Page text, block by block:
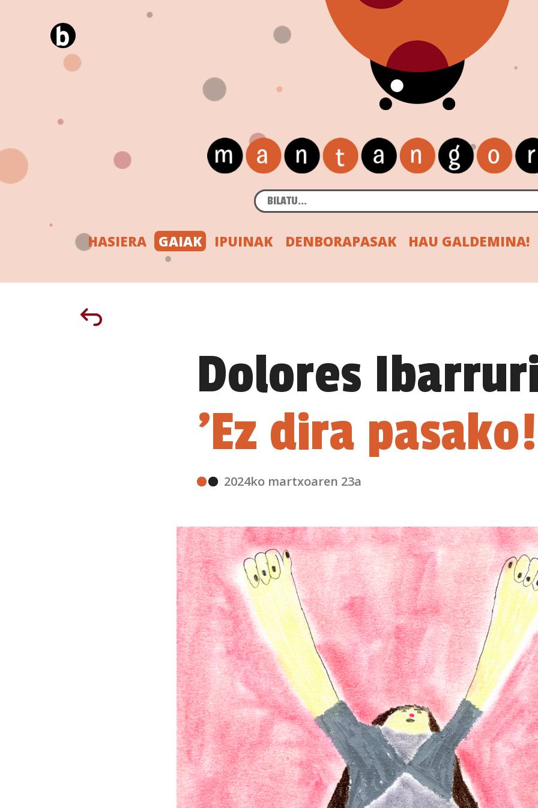
HASIERA GAIAK IPUINAK DENBORAPASAK HAU GALDEMINA!
Dolores
'Ez dira
2024ko martxoaren 23a